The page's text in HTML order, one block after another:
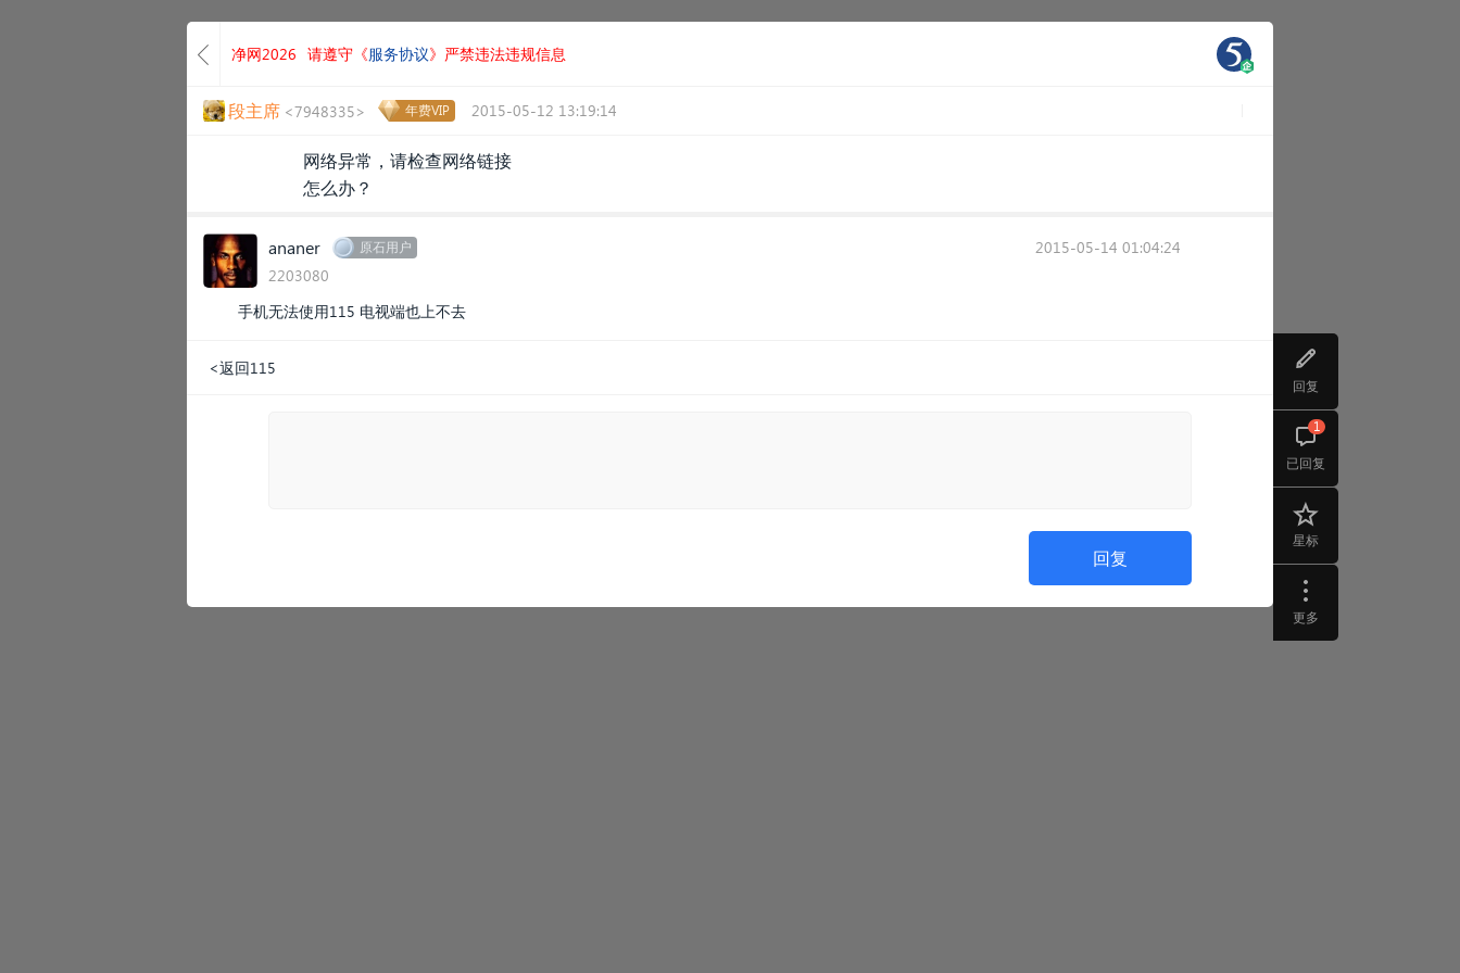
回复
已回复
1
星标
更多
净网2026 请遵守《服务协议》严禁违法违规信息
段主席 <7948335> 年费VIP 2015-05-12 13:19:14
网络异常，请检查网络链接
怎么办？
ananer 原石用户
2203080
2015-05-14 01:04:24
手机无法使用115 电视端也上不去
<返回115
回复